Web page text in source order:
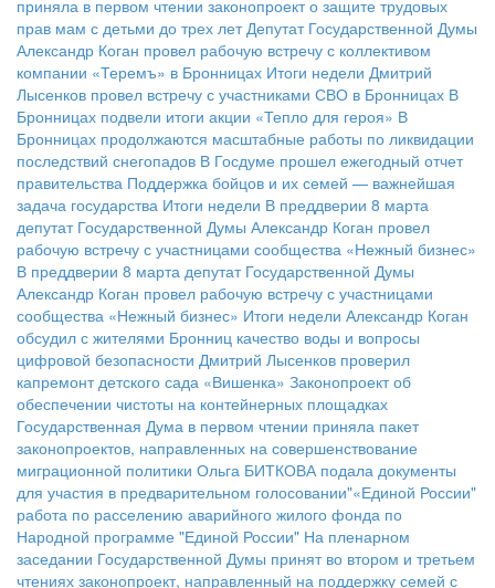
приняла в первом чтении законопроект о защите трудовых
прав мам с детьми до трех лет Депутат Государственной Думы
Александр Коган провел рабочую встречу с коллективом
компании «Теремъ» в Бронницах Итоги недели Дмитрий
Лысенков провел встречу с участниками СВО в Бронницах В
Бронницах подвели итоги акции «Тепло для героя» В
Бронницах продолжаются масштабные работы по ликвидации
последствий снегопадов В Госдуме прошел ежегодный отчет
правительства Поддержка бойцов и их семей — важнейшая
задача государства Итоги недели В преддверии 8 марта
депутат Государственной Думы Александр Коган провел
рабочую встречу с участницами сообщества «Нежный бизнес»
В преддверии 8 марта депутат Государственной Думы
Александр Коган провел рабочую встречу с участницами
сообщества «Нежный бизнес» Итоги недели Александр Коган
обсудил с жителями Бронниц качество воды и вопросы
цифровой безопасности Дмитрий Лысенков проверил
капремонт детского сада «Вишенка» Законопроект об
обеспечении чистоты на контейнерных площадках
Государственная Дума в первом чтении приняла пакет
законопроектов, направленных на совершенствование
миграционной политики Ольга БИТКОВА подала документы
для участия в предварительном голосовании"«Единой России"
работа по расселению аварийного жилого фонда по
Народной программе "Единой России" На пленарном
заседании Государственной Думы принят во втором и третьем
чтениях законопроект, направленный на поддержку семей с